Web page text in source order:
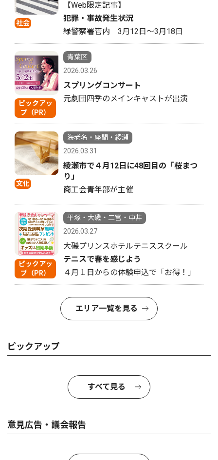
社会
【Web限定記事】
犯罪・事故発生状況
緑警察署管内 3月12日〜3月18日
ピックアッ
プ（PR）
青葉区
2026.03.26
スプリングコンサート
元劇団四季のメインキャストが出演
文化
海老名・座間・綾瀬
2026.03.31
綾瀬市で４月12日に48回目の「桜まつ
り」
商工会青年部が主催
ピックアッ
プ（PR）
平塚・大磯・二宮・中井
2026.03.27
大磯プリンスホテルテニススクール
テニスで春を感じよう
４月１日からの体験申込で「お得！」
エリア一覧を見る
ピックアップ
すべて見る
意見広告・議会報告